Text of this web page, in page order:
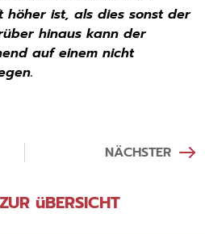
höher ist, als dies sonst der
hinaus kann der
auf einem nicht
NÄCHSTER
üBERSICHT